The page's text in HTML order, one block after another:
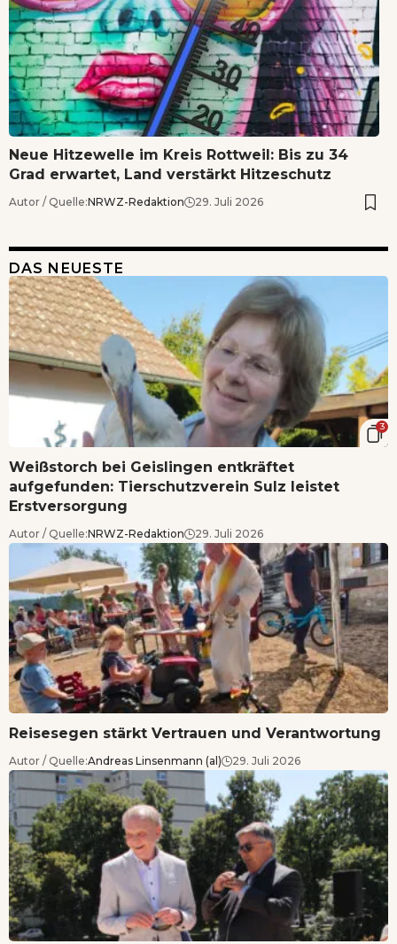
Neue Hitzewelle im Kreis Rottweil: Bis zu 34
Grad erwartet, Land verstärkt Hitzeschutz
Autor / Quelle:NRWZ-Redaktion 29. Juli 2026
DAS NEUESTE
3
Weißstorch bei Geislingen entkräftet
aufgefunden: Tierschutzverein Sulz leistet
Erstversorgung
Autor / Quelle:NRWZ-Redaktion 29. Juli 2026
Reisesegen stärkt Vertrauen und Verantwortung
Autor / Quelle:Andreas Linsenmann (al) 29. Juli 2026